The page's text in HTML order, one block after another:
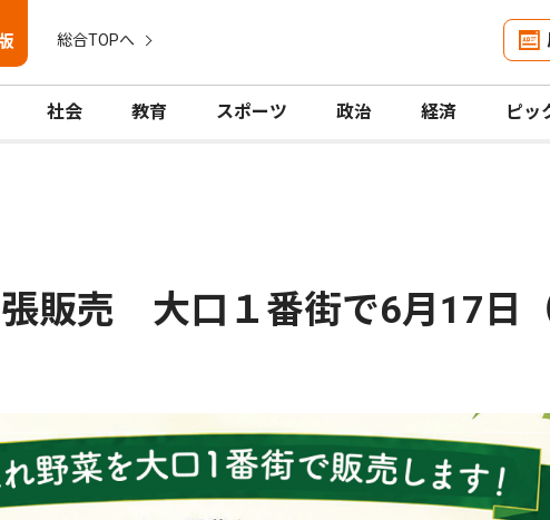
総合TOPへ
社会 教育 スポーツ 政治 経済 ピッ
販売 大口１番街で6月17日